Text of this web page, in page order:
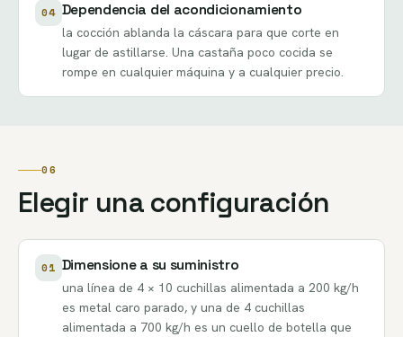
04 Dependencia del acondicionamiento
la cocción ablanda la cáscara para que corte en
lugar de astillarse. Una castaña poco cocida se
rompe en cualquier máquina y a cualquier precio.
06
Elegir una configuración
01 Dimensione a su suministro
una línea de 4 × 10 cuchillas alimentada a 200 kg/h
es metal caro parado, y una de 4 cuchillas
alimentada a 700 kg/h es un cuello de botella que